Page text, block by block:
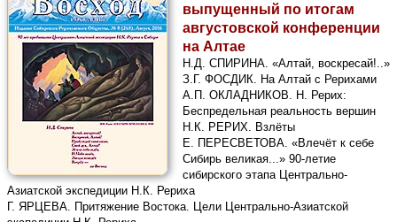
выпущенный по итогам
августовской конференции
на Алтае
Н.Д. СПИРИНА. «Алтай, воскресай!..»
З.Г. ФОСДИК. На Алтай с Рерихами
А.П. ОКЛАДНИКОВ. Н. Рерих:
Беспредельная реальность вершин
Н.К. РЕРИХ. Взлёты
Е. ПЕРЕСВЕТОВА. «Влечёт к себе
Сибирь великая...» 90-летие
сибирского этапа Центрально-
Азиатской экспедиции Н.К. Рериха
Г. ЯРЦЕВА. Притяжение Востока. Цели Центрально-Азиатской